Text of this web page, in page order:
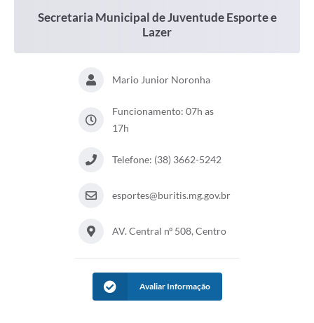
Secretaria Municipal de Juventude Esporte e
Lazer
Mario Junior Noronha
Funcionamento: 07h as
17h
Telefone: (38) 3662-5242
esportes@buritis.mg.gov.br
AV. Central nº 508, Centro
Avaliar Informação